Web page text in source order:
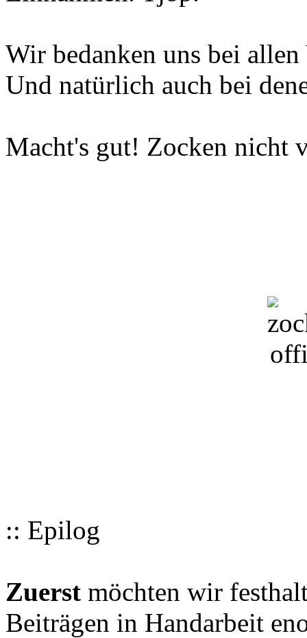
Wir bedanken uns bei
Und natürlich auch bei
Macht's gut! Zocken nicht
:: Epilog
Zuerst möchten wir
Beiträgen in Handarbeit